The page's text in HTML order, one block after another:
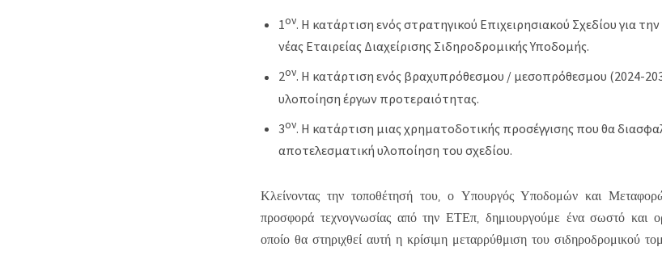
1ον. Η κατάρτιση ενός στρατηγικού Επιχειρησιακού Σχεδίου για
νέας Εταιρείας Διαχείρισης Σιδηροδρομικής Υποδομής.
2ον. Η κατάρτιση ενός βραχυπρόθεσμου / μεσοπρόθεσμου (2024-
υλοποίηση έργων προτεραιότητας.
3ον. Η κατάρτιση μιας χρηματοδοτικής προσέγγισης που θα
αποτελεσματική υλοποίηση του σχεδίου.
Κλείνοντας την τοποθέτησή του, ο Υπουργός Υποδομών και
προσφορά τεχνογνωσίας από την ΕΤΕπ, δημιουργούμε ένα σωστό και
οποίο θα στηριχθεί αυτή η κρίσιμη μεταρρύθμιση του σιδηροδρομικού